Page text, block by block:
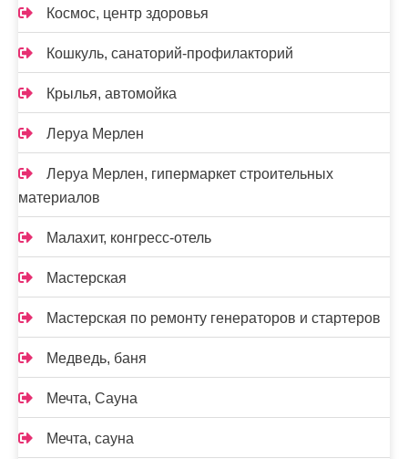
Космос, центр здоровья
Кошкуль, санаторий-профилакторий
Крылья, автомойка
Леруа Мерлен
Леруа Мерлен, гипермаркет строительных
материалов
Малахит, конгресс-отель
Мастерская
Мастерская по ремонту генераторов и стартеров
Медведь, баня
Мечта, Сауна
Мечта, сауна